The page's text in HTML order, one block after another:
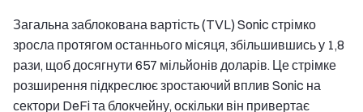
Загальна заблокована вартість (TVL) Sonic стрімко
зросла протягом останнього місяця, збільшившись у 1,8
рази, щоб досягнути 657 мільйонів доларів. Це стрімке
розширення підкреслює зростаючий вплив Sonic на
сектори DeFi та блокчейну, оскільки він привертає